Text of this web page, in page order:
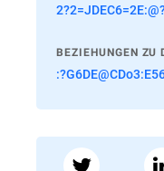
BEZIEHUNGEN ZU